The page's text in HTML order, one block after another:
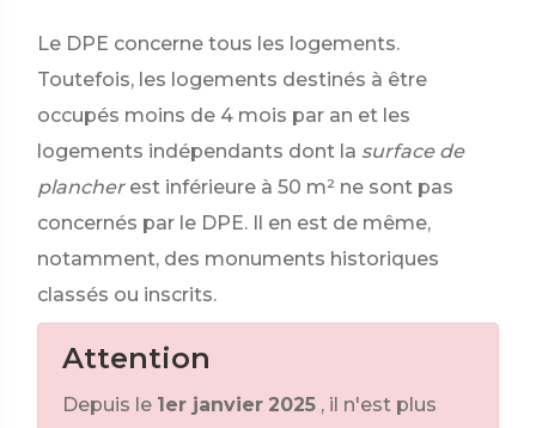
Le DPE concerne tous les logements.
Toutefois, les logements destinés à être
occupés moins de 4 mois par an et les
logements indépendants dont la surface de
plancher est inférieure à 50 m² ne sont pas
concernés par le DPE. Il en est de même,
notamment, des monuments historiques
classés ou inscrits.
Attention
Depuis le 1er janvier 2025 , il n'est plus